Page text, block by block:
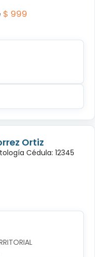
$ 999
Ortiz
Cédula: 12345